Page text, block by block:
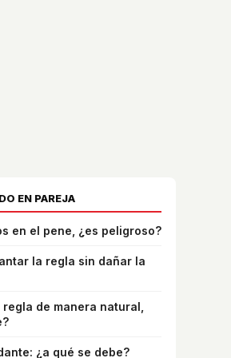
EN PAREJA
en el pene, ¿es peligroso?
la regla sin dañar la
de manera natural,
¿a qué se debe?